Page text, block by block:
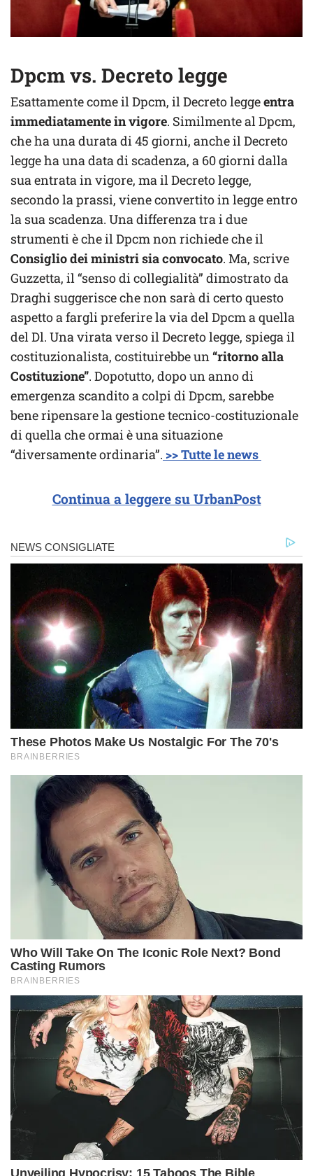
Dpcm vs. Decreto legge
Esattamente come il Dpcm, il Decreto leggeentra
immediatamente in vigore. Similmente al Dpcm,
che ha una durata di 45 giorni, anche il Decreto
legge ha una data di scadenza, a 60 giorni dalla
sua entrata in vigore, ma il Decreto legge,
secondo la prassi, viene convertito in legge entro
la sua scadenza. Una differenza tra i due
strumenti è che il Dpcm non richiede che il
Consiglio dei ministri sia convocato. Ma, scrive
Guzzetta, il “senso di collegialità” dimostrato da
Draghi suggerisce che non sarà di certo questo
aspetto a fargli preferire la via del Dpcm a quella
del Dl. Una virata verso il Decreto legge, spiega il
costituzionalista, costituirebbe un“ritorno alla
Costituzione”. Dopotutto, dopo un anno di
emergenza scandito a colpi di Dpcm, sarebbe
bene ripensare la gestione tecnico-costituzionale
di quella che ormai è una situazione
“diversamente ordinaria”. >> Tutte le news
Continua a leggere su UrbanPost